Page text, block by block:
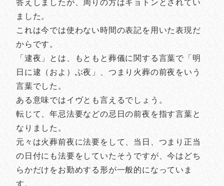
答えしましたが、周りの方はキョトンとされてい
ました。
これは今では使わない時間の表記を用いた表現だ
からです。
「逮夜」とは、もともと葬儀に関する言葉で「明
日に逮（およ）ぶ夜」、つまり火葬の前夜をいう
言葉でした。
ある意味ではイヴとも言えるでしょう。
転じて、年忌法要などの忌日の前夜を指す言葉と
なりました。
元々は火葬前夜に法要をして、当日、つまり正当
の日付にも法要をしていたそうですが、今はどち
らかだけをお勤めする形が一般的になっていま
す。